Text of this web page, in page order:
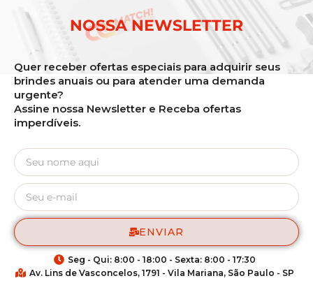
NOSSA NEWSLETTER
Quer receber ofertas especiais para adquirir seus
brindes anuais ou para atender uma demanda
urgente?
Assine nossa Newsletter e Receba ofertas
imperdíveis.
ENVIAR
Seg - Qui: 8:00 - 18:00 - Sexta: 8:00 - 17:30
Av. Lins de Vasconcelos, 1791 - Vila Mariana, São Paulo - SP